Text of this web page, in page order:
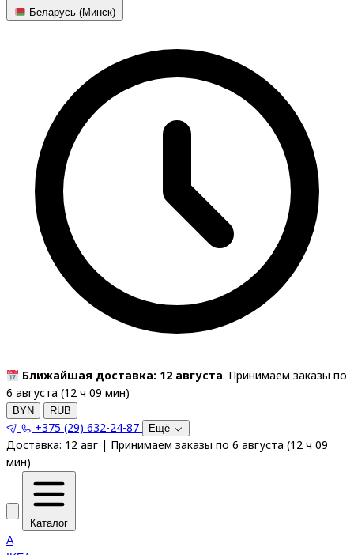
Беларусь (Минск)
Ближайшая доставка: 12 августа. Принимаем заказы по
6 августа (12 ч 09 мин)
BYN RUB
+375 (29) 632-24-87 Ещё
Доставка: 12 авг | Принимаем заказы по 6 августа (12 ч 09
мин)
Каталог
A